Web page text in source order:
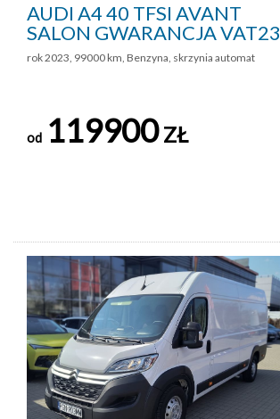
AUDI A4 40 TFSI AVANT
SALON GWARANCJA VAT23
rok 2023, 99000 km, Benzyna, skrzynia automat
od 119900ZŁ